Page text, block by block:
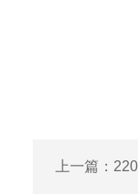
上一篇：